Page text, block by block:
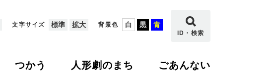
文字サイズ 標準 拡大 背景色 白 黒 青
ID・検索
つかう 人形劇のまち ごあんない